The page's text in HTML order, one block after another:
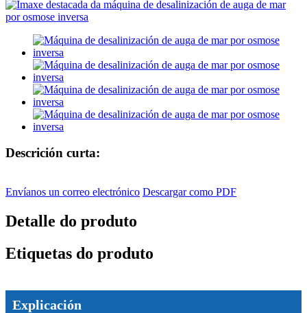
Descrición curta:
Envíanos un correo electrónico Descargar como PDF
Detalle do produto
Etiquetas do produto
Explicación